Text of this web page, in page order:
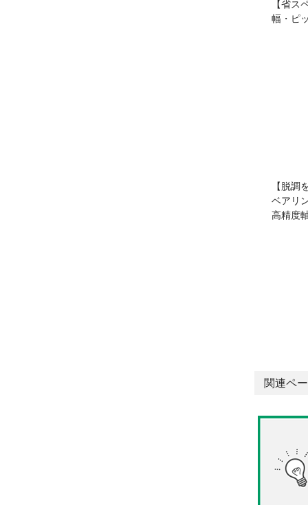
【省ス
幅・ピ
【脱調
ベアリ
高精度
関連ペ